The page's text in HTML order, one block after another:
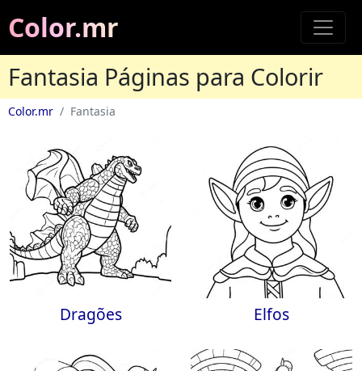
Color.mr
Fantasia Páginas para Colorir
Color.mr Fantasia
Dragões Elfos